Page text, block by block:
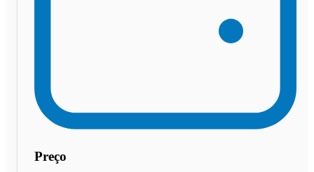
Preço